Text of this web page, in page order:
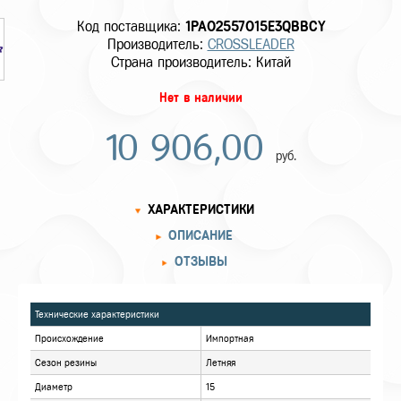
Код поставщика: 1PA02557015E3QBBCY
Производитель: CROSSLEADER
Страна производитель: Китай
Нет в наличии
10 906,00 руб.
ОПИСАНИЕ
ОТЗЫВЫ